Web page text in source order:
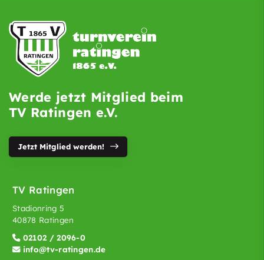
Werde jetzt Mitglied beim
TV Ratingen e.V.
Jetzt Mitglied werden!
TV Ratingen
Stadionring 5
40878 Ratingen
02102 / 2096-0
info@tv-ratingen.de